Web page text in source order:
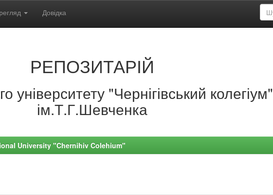
Довідка
РЕПОЗИТАРІЙ
університету "Чернігівський колегіум"
ім.Т.Г.Шевченка
University "Chernihiv Colehium"